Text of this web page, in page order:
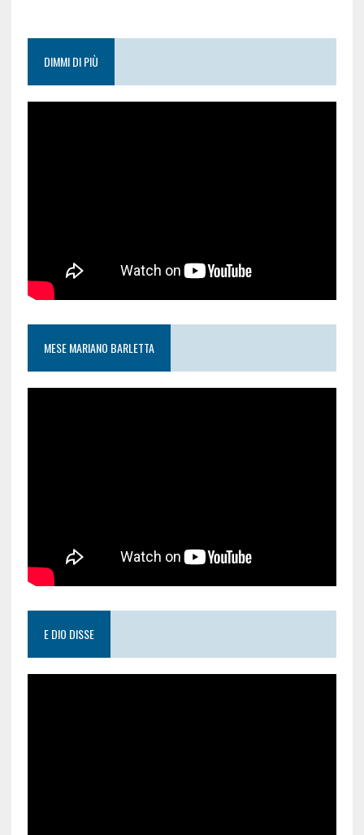
DIMMI DI PIÙ
MESE MARIANO BARLETTA
E DIO DISSE